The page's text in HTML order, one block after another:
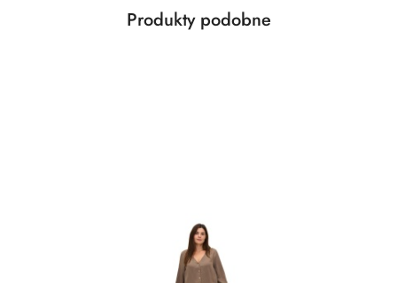
Pomiń karuzelę produktów
Produkty
Produkty podobne